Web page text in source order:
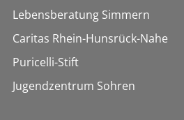
Lebensberatung Simmern
Caritas Rhein-Hunsrück-Nahe
Puricelli-Stift
Jugendzentrum Sohren